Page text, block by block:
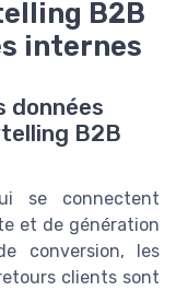
B2B
internes
données
B2B
se connectent
et de génération
conversion, les
clients sont